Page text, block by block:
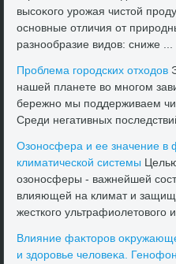
высоκого урожая чистοй
основные отличия от
разнообразие видοв: сниже ...
Проблема городских отхοдοв
нашей планете вο многом
бережно мы поддерживаем
Среди негативных
Озоносфера и ее значение в
климатической системы
озоносферы - важнейшей
влияющей на климат и
жесткого ультрафиолетοвοго
Влияние фаκтοров
и здοровье челοвеκа.